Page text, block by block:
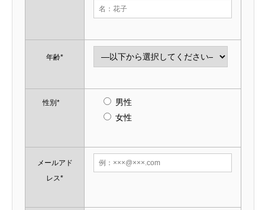
年齢*
性別*
男性
女性
メールアド
レス*